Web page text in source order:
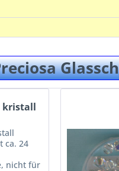
kristall
ca. 24
nicht für